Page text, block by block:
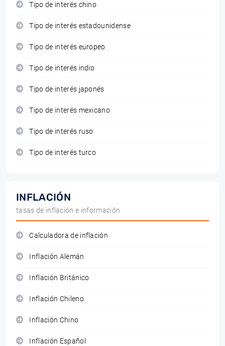
Tipo de interés chino
Tipo de interés estadounidense
Tipo de interés europeo
Tipo de interés indio
Tipo de interés japonés
Tipo de interés mexicano
Tipo de interés ruso
Tipo de interés turco
INFLACIÓN
tasas de inflación e información
Calculadora de inflación
Inflación Alemán
Inflación Británico
Inflación Chileno
Inflación Chino
Inflación Español